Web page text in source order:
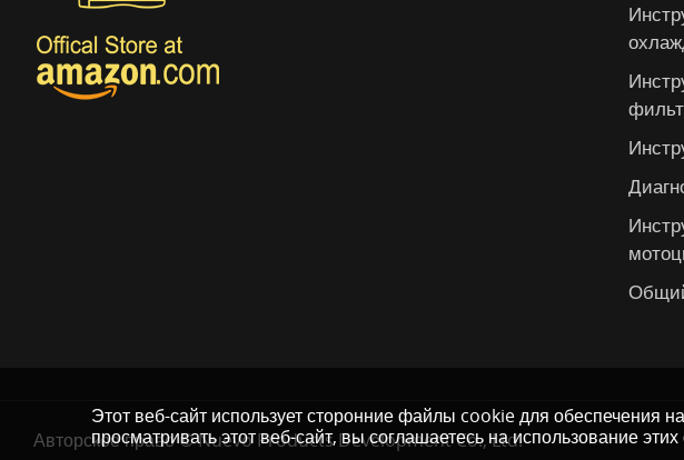
Этот веб-сайт использует сторонние файлы cookie для обеспечения
просматривать этот веб-сайт, вы соглашаетесь на использование
Авторское право © Nuevo Products Development Co., Ltd.